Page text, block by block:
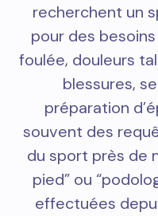
recherchent un
pour des
foulée, douleurs
blessures,
préparation
souvent des
du sport près de
pied” ou
effectuées